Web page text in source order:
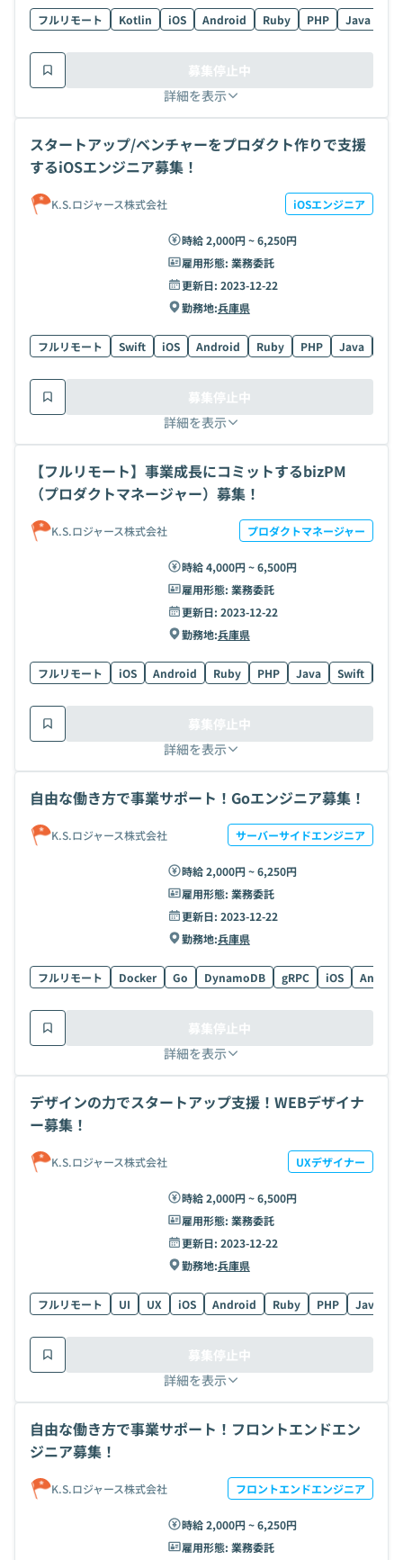
フルリモート Kotlin iOS Android Ruby PHP Java
詳細を表示
募集停止中
スタートアップ/ベンチャーをプロダクト作りで支援
するiOSエンジニア募集！
K.S.ロジャース株式会社 iOSエンジニア
時給 2,000円 ~ 6,250円
雇用形態: 業務委託
更新日: 2023-12-22
勤務地:兵庫県
フルリモート Swift iOS Android Ruby PHP Java
詳細を表示
募集停止中
【フルリモート】事業成長にコミットするbizPM
（プロダクトマネージャー）募集！
K.S.ロジャース株式会社 プロダクトマネージャー
時給 4,000円 ~ 6,500円
雇用形態: 業務委託
更新日: 2023-12-22
勤務地:兵庫県
フルリモート iOS Android Ruby PHP Java Swift
詳細を表示
募集停止中
自由な働き方で事業サポート！Goエンジニア募集！
K.S.ロジャース株式会社 サーバーサイドエンジニア
時給 2,000円 ~ 6,250円
雇用形態: 業務委託
更新日: 2023-12-22
勤務地:兵庫県
フルリモート Docker Go DynamoDB gRPC iOS Android
詳細を表示
募集停止中
デザインの力でスタートアップ支援！WEBデザイナ
ー募集！
K.S.ロジャース株式会社 UXデザイナー
時給 2,000円 ~ 6,500円
雇用形態: 業務委託
更新日: 2023-12-22
勤務地:兵庫県
フルリモート UI UX iOS Android Ruby PHP Java
詳細を表示
募集停止中
自由な働き方で事業サポート！フロントエンドエン
ジニア募集！
K.S.ロジャース株式会社 フロントエンドエンジニア
時給 2,000円 ~ 6,250円
雇用形態: 業務委託